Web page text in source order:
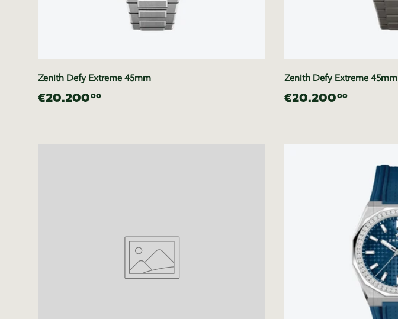
Zenith Defy Extreme 45mm
€20.20000
Zenith Defy Extreme 45mm
€20.20000